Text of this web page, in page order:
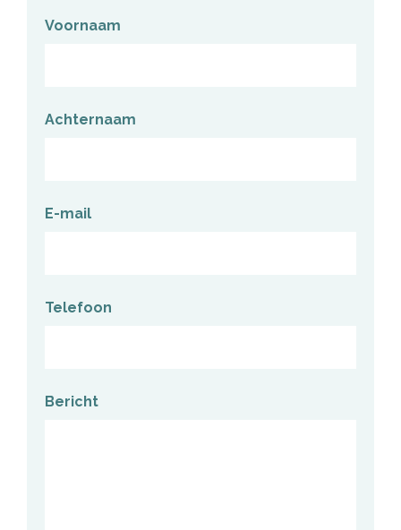
Voornaam
Achternaam
E-mail
Telefoon
Bericht